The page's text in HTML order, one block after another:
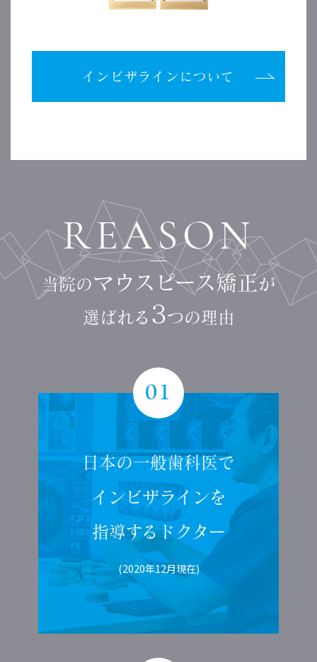
インビザラインについて
REASON
当院のマウスピース矯正が
選ばれる 3つの理由
01
日本の一般歯科医で
インビザラインを
指導するドクター
(2020年12月現在)